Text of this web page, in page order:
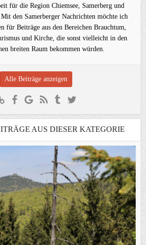
für die Region Chiemsee, Samerberg und
den Samerberger Nachrichten möchte ich
für Beiträge aus den Bereichen Brauchtum,
und Kirche, die sonst vielleicht in den
breiten Raum bekommen würden.
Alle Beiträge anzeigen
AUS DIESER KATEGORIE